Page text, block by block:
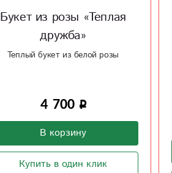
Букет из розы «Теплая
дружба»
Теплый букет из белой розы
4 700
В корзину
Купить в один клик